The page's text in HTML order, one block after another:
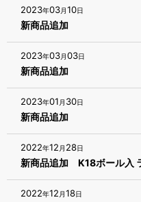
2023年03月10日
新商品追加
2023年03月03日
新商品追加
2023年01 月 30日
新商品追加
2022年12 月 28日
新商品追加 K18ボール入
2022年12 月18日